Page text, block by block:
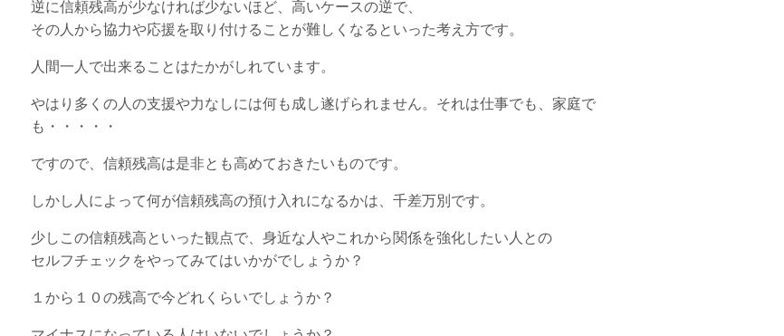
逆に信頼残高が少なければ少ないほど、高いケースの逆で、
その人から協力や応援を取り付けることが難しくなるといった考え方です。
人間一人で出来ることはたかがしれています。
やはり多くの人の支援や力なしには何も成し遂げられません。それは仕事でも、家庭で
も・・・・・
ですので、信頼残高は是非とも高めておきたいものです。
しかし人によって何が信頼残高の預け入れになるかは、千差万別です。
少しこの信頼残高といった観点で、身近な人やこれから関係を強化したい人との
セルフチェックをやってみてはいかがでしょうか？
１から１０の残高で今どれくらいでしょうか？